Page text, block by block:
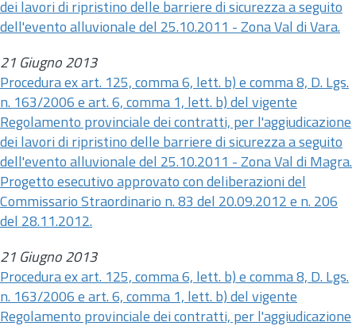
dei lavori di ripristino delle barriere di sicurezza a seguito
dell'evento alluvionale del 25.10.2011 - Zona Val di Vara.
21 Giugno 2013
Procedura ex art. 125, comma 6, lett. b) e comma 8, D. Lgs.
n. 163/2006 e art. 6, comma 1, lett. b) del vigente
Regolamento provinciale dei contratti, per l'aggiudicazione
dei lavori di ripristino delle barriere di sicurezza a seguito
dell'evento alluvionale del 25.10.2011 - Zona Val di Magra.
Progetto esecutivo approvato con deliberazioni del
Commissario Straordinario n. 83 del 20.09.2012 e n. 206
del 28.11.2012.
21 Giugno 2013
Procedura ex art. 125, comma 6, lett. b) e comma 8, D. Lgs.
n. 163/2006 e art. 6, comma 1, lett. b) del vigente
Regolamento provinciale dei contratti, per l'aggiudicazione